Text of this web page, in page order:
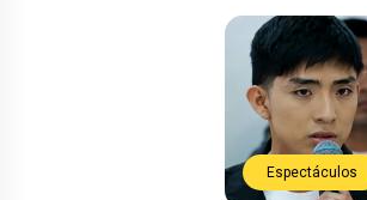
Espectáculos